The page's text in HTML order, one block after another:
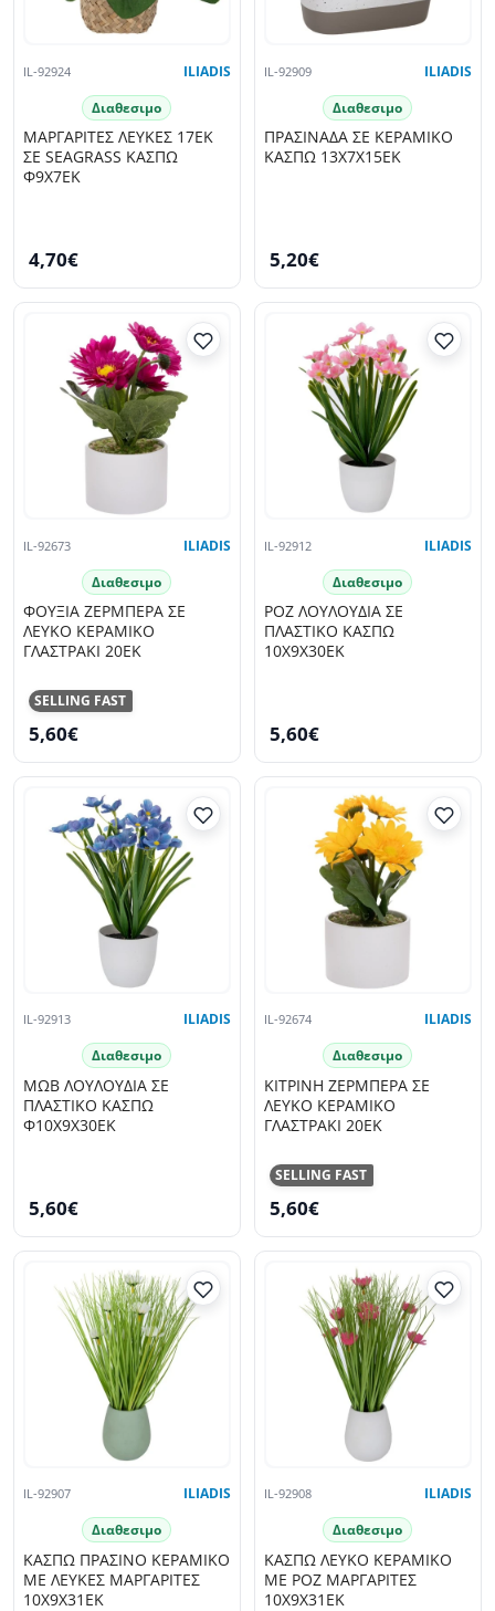
IL-92924 ILIADIS
Διαθεσιμο
ΜΑΡΓΑΡΙΤΕΣ ΛΕΥΚΕΣ 17ΕΚ
ΣΕ SEAGRASS ΚΑΣΠΩ
Φ9Χ7ΕΚ
4,70€
IL-92909 ILIADIS
Διαθεσιμο
ΠΡΑΣΙΝΑΔΑ ΣΕ ΚΕΡΑΜΙΚΟ
ΚΑΣΠΩ 13Χ7Χ15ΕΚ
5,20€
SELLING FAST
IL-92673 ILIADIS
Διαθεσιμο
ΦΟΥΞΙΑ ΖΕΡΜΠΕΡΑ ΣΕ
ΛΕΥΚΟ ΚΕΡΑΜΙΚΟ
ΓΛΑΣΤΡΑΚΙ 20ΕΚ
5,60€
IL-92912 ILIADIS
Διαθεσιμο
ΡΟΖ ΛΟΥΛΟΥΔΙΑ ΣΕ
ΠΛΑΣΤΙΚΟ ΚΑΣΠΩ
10Χ9Χ30ΕΚ
5,60€
IL-92913 ILIADIS
Διαθεσιμο
ΜΩΒ ΛΟΥΛΟΥΔΙΑ ΣΕ
ΠΛΑΣΤΙΚΟ ΚΑΣΠΩ
Φ10Χ9Χ30ΕΚ
5,60€
SELLING FAST
IL-92674 ILIADIS
Διαθεσιμο
ΚΙΤΡΙΝΗ ΖΕΡΜΠΕΡΑ ΣΕ
ΛΕΥΚΟ ΚΕΡΑΜΙΚΟ
ΓΛΑΣΤΡΑΚΙ 20ΕΚ
5,60€
IL-92907 ILIADIS
Διαθεσιμο
ΚΑΣΠΩ ΠΡΑΣΙΝΟ ΚΕΡΑΜΙΚΟ
ΜΕ ΛΕΥΚΕΣ ΜΑΡΓΑΡΙΤΕΣ
10Χ9Χ31ΕΚ
IL-92908 ILIADIS
Διαθεσιμο
ΚΑΣΠΩ ΛΕΥΚΟ ΚΕΡΑΜΙΚΟ
ΜΕ ΡΟΖ ΜΑΡΓΑΡΙΤΕΣ
10Χ9Χ31ΕΚ